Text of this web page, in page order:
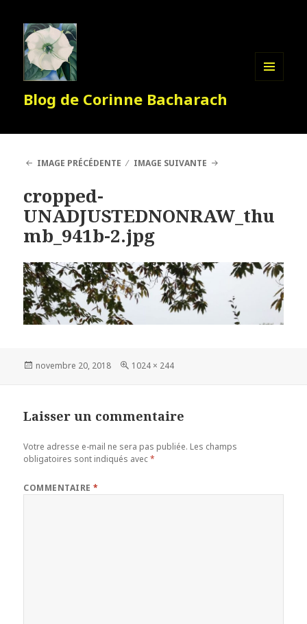
Blog de Corinne Bacharach
IMAGE PRÉCÉDENTE IMAGE SUIVANTE
cropped-
UNADJUSTEDNONRAW_thu
mb_941b-2.jpg
Publié
novembre 20, 2018
Taille
1024 × 244
Laisser un commentaire
Votre adresse e-mail ne sera pas publiée. Les champs
obligatoires sont indiqués avec*
COMMENTAIRE*